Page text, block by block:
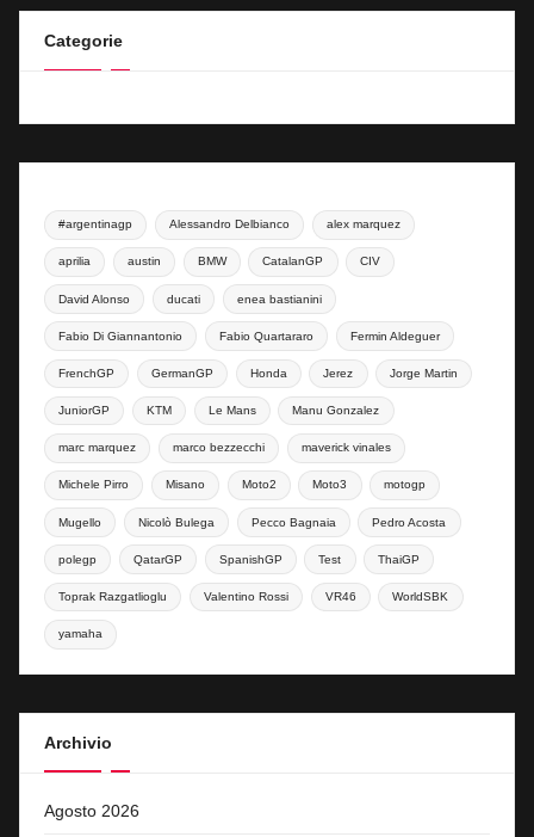
Categorie
#argentinagp Alessandro Delbianco alex marquez
aprilia austin BMW CatalanGP CIV
David Alonso ducati enea bastianini
Fabio Di Giannantonio Fabio Quartararo Fermin Aldeguer
FrenchGP GermanGP Honda Jerez Jorge Martin
JuniorGP KTM Le Mans Manu Gonzalez
marc marquez marco bezzecchi maverick vinales
Michele Pirro Misano Moto2 Moto3 motogp
Mugello Nicolò Bulega Pecco Bagnaia Pedro Acosta
polegp QatarGP SpanishGP Test ThaiGP
Toprak Razgatlioglu Valentino Rossi VR46 WorldSBK
yamaha
Archivio
Agosto 2026